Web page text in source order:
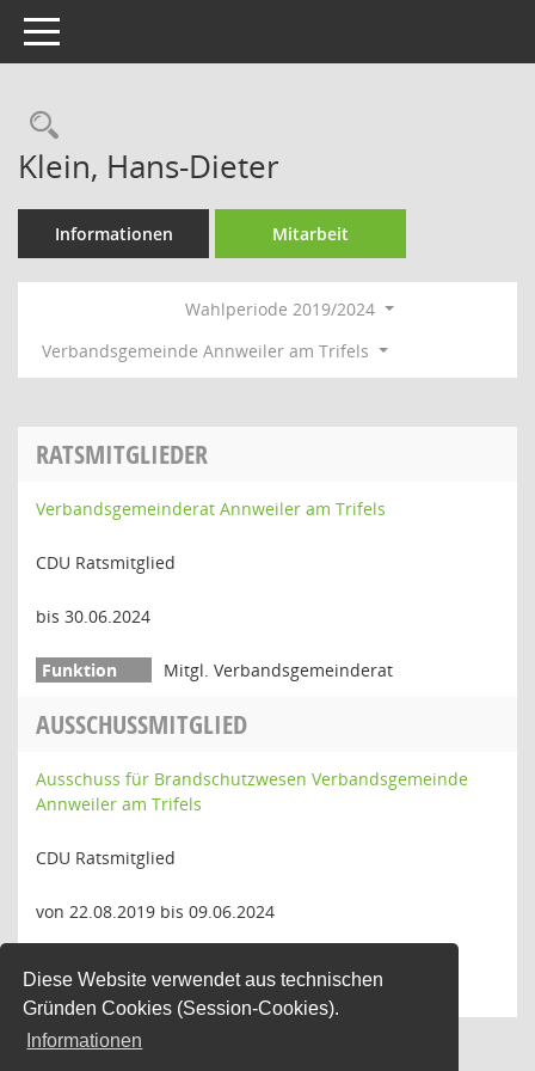
Diese Website verwendet aus technischen
Gründen Cookies (Session-Cookies).
Informationen
Toggle navigation
Rechercheauswahl
Klein, Hans-Dieter
Informationen Mitarbeit
Wahlperiode 2019/2024
Verbandsgemeinde Annweiler am Trifels
RATSMITGLIEDER
Verbandsgemeinderat Annweiler am Trifels
CDU Ratsmitglied
bis 30.06.2024
Mitgl. Verbandsgemeinderat
AUSSCHUSSMITGLIED
Ausschuss für Brandschutzwesen Verbandsgemeinde
Annweiler am Trifels
CDU Ratsmitglied
von 22.08.2019 bis 09.06.2024
Brandschutzwesen